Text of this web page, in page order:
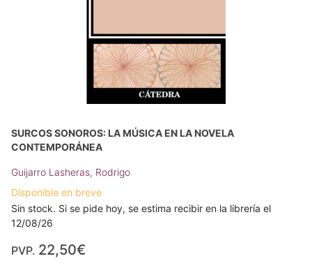
SURCOS SONOROS: LA MÚSICA EN LA NOVELA
CONTEMPORÁNEA
Guijarro Lasheras, Rodrigo
Disponible en breve
Sin stock. Si se pide hoy, se estima recibir en la librería el
12/08/26
PVP. 22,50€